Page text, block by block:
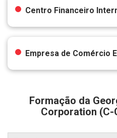
Centro Financeiro
Empresa de Comércio
Formação da
Corporation (C-